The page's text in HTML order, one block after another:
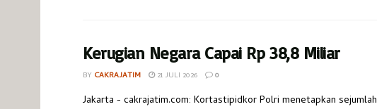
Kerugian Negara Capai Rp 38,8 Miliar
BY CAKRAJATIM 21 JULI 2026 0
Jakarta - cakrajatim.com: Kortastipidkor Polri menetapkan sejumlah